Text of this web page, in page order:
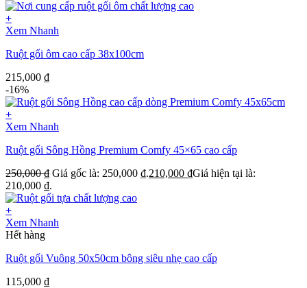
+
Xem Nhanh
Ruột gối ôm cao cấp 38x100cm
215,000 ₫
-16%
+
Xem Nhanh
Ruột gối Sông Hồng Premium Comfy 45×65 cao cấp
250,000₫ Giá gốc là: 250,000 ₫.210,000 ₫Giá hiện tại là:
210,000 ₫.
+
Xem Nhanh
Hết hàng
Ruột gối Vuông 50x50cm bông siêu nhẹ cao cấp
115,000 ₫